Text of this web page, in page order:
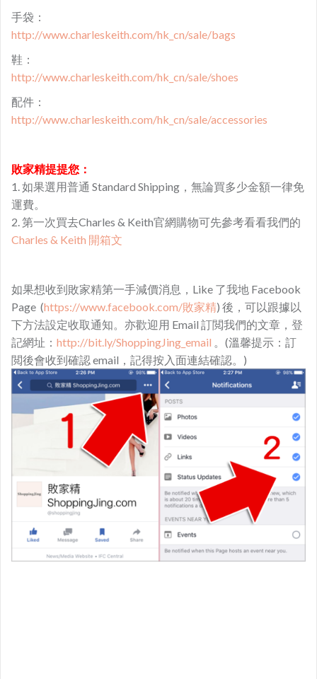
手袋：
http://www.charleskeith.com/hk_cn/sale/bags
鞋：
http://www.charleskeith.com/hk_cn/sale/shoes
配件：
http://www.charleskeith.com/hk_cn/sale/accessories
敗家精提提您：
1. 如果選用普通 Standard Shipping，無論買多少金額一律免
運費。
2. 第一次買去Charles & Keith官網購物可先參考看看我們的
Charles & Keith 開箱文
如果想收到敗家精第一手減價消息，Like 了我地 Facebook
Page (https://www.facebook.com/敗家精) 後，可以跟據以
下方法設定收取通知。亦歡迎用 Email 訂閲我們的文章，登
記網址： http://bit.ly/ShoppingJing_email 。(溫馨提示：訂
閲後會收到確認 email，記得按入面連結確認。)